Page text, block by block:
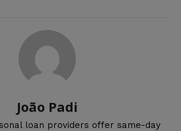
João Padi
loan providers offer same-day